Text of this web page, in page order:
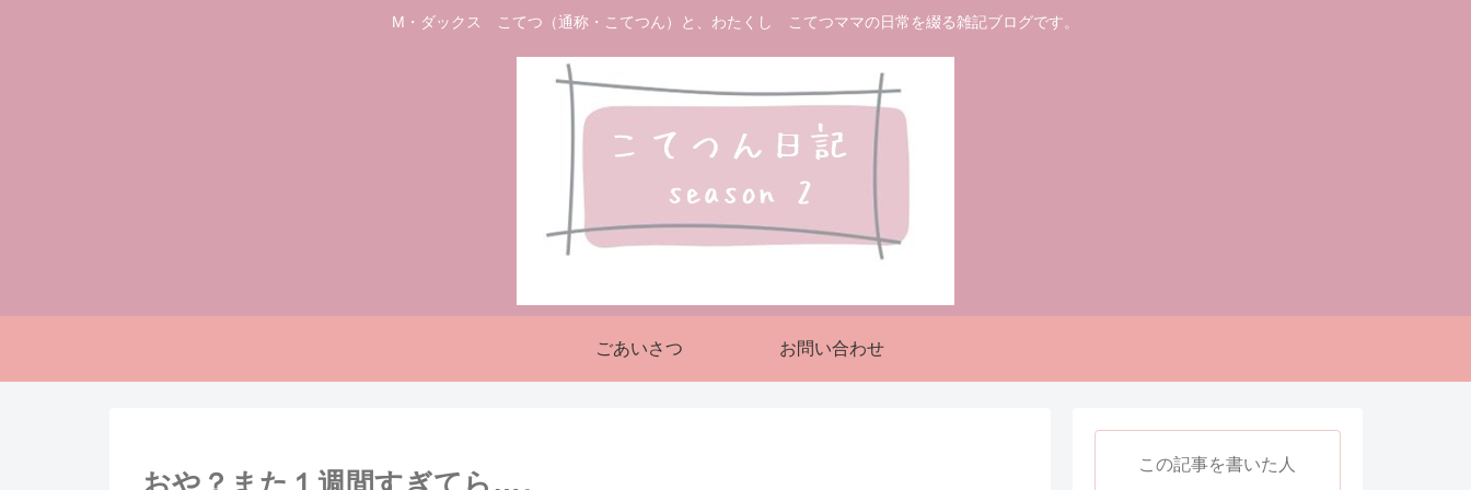
M・ダックス こてつ（通称・こてつん）と、わたくし こてつママの日常を綴る雑記ブログです。
ごあいさつ お問い合わせ
おや？また１週間すぎてら…。
この記事を書いた人